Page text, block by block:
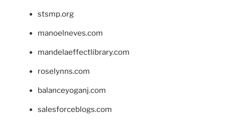
stsmp.org
manoelneves.com
mandelaeffectlibrary.com
roselynns.com
balanceyoganj.com
salesforceblogs.com